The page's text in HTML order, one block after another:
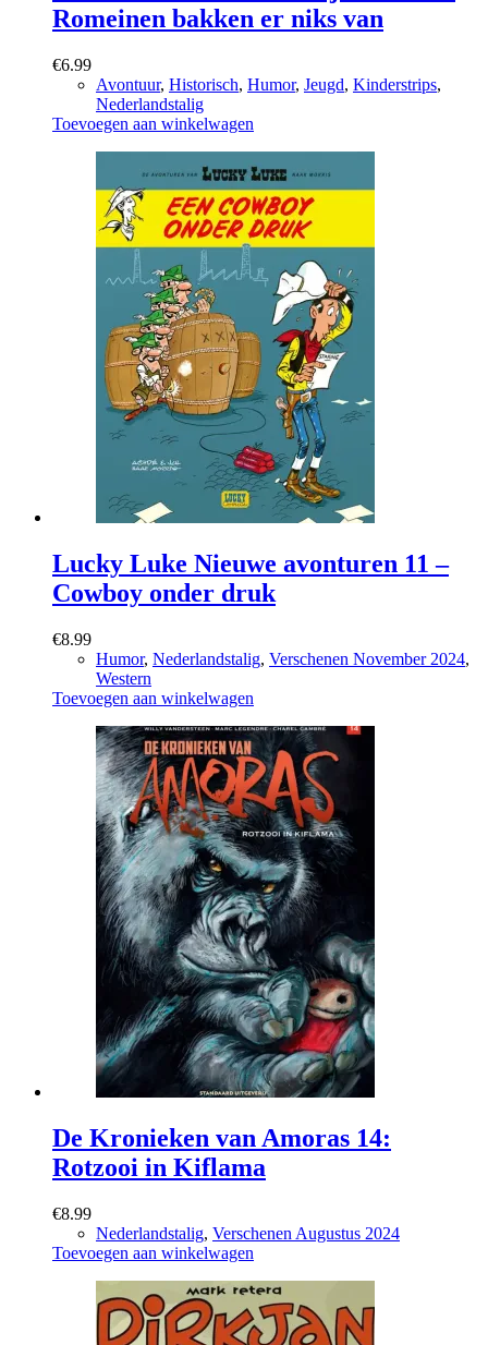
Romeinen bakken er niks van
€6.99
Avontuur, Historisch, Humor, Jeugd, Kinderstrips,
Nederlandstalig
Toevoegen aan winkelwagen
Lucky Luke Nieuwe avonturen 11 –
Cowboy onder druk
€8.99
Humor, Nederlandstalig, Verschenen November 2024,
Western
Toevoegen aan winkelwagen
De Kronieken van Amoras 14:
Rotzooi in Kiflama
€8.99
Nederlandstalig, Verschenen Augustus 2024
Toevoegen aan winkelwagen